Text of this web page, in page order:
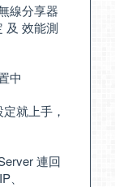
線分享器
及 效能測
中
就上手，
連回